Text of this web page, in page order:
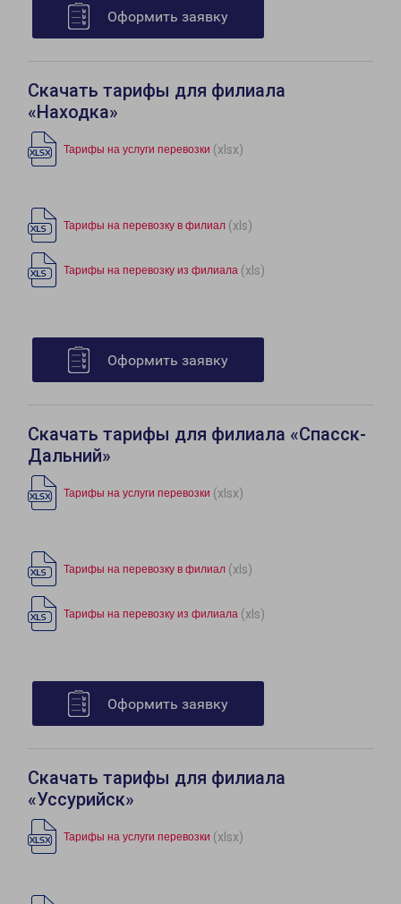
Оформить заявку
Скачать тарифы для филиала
«Находка»
Тарифы на услуги перевозки (xlsx)
Тарифы на перевозку в филиал (xls)
Тарифы на перевозку из филиала (xls)
Оформить заявку
Скачать тарифы для филиала «Спасск-
Дальний»
Тарифы на услуги перевозки (xlsx)
Тарифы на перевозку в филиал (xls)
Тарифы на перевозку из филиала (xls)
Оформить заявку
Скачать тарифы для филиала
«Уссурийск»
Тарифы на услуги перевозки (xlsx)